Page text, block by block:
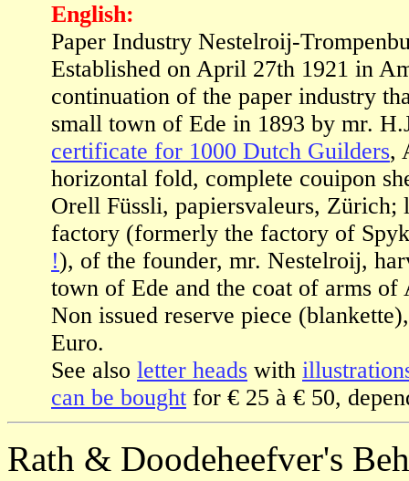
English:
Paper Industry Nestelroij-
Established on April 27th 1921 in
continuation of the paper industry
small town of Ede in 1893 by mr.
certificate for 1000 Dutch Guilders,
horizontal fold, complete couipon
Orell Füssli, papiersvaleurs, Zürich;
factory (formerly the factory of
!), of the founder, mr. Nestelroij,
town of Ede and the coat of arms of
Non issued reserve piece
Euro.
See also letter heads with
can be bought for € 25 à € 50,
Rath & Doodeheefver's